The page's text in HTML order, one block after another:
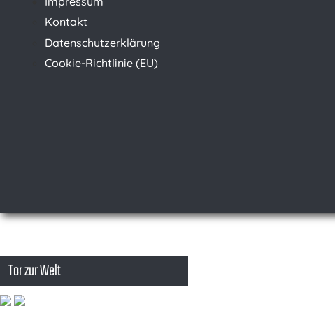
Tor zur Welt
Kontakt
Datenschutzerklärung
Cookie-Richtlinie (EU)